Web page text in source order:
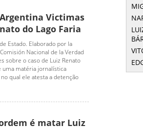
Victimas
do Lago Faria
Estado. Elaborado por la
Nacional de la Verdad
sobre o caso de Luiz Renato
uma matéria jornalística
qual ele atesta a detenção
é matar Luiz